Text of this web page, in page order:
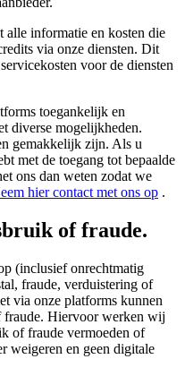
alle informatie en kosten die
via onze diensten. Dit
voor de diensten
toegankelijk en
diverse mogelijkheden.
gemakkelijk zijn. Als u
met de toegang tot bepaalde
ons dan weten zodat we
hier contact met ons op .
of fraude.
(inclusief onrechtmatig
fraude, verduistering of
via onze platforms kunnen
fraude. Hiervoor werken wij
of fraude vermoeden of
weigeren en geen digitale